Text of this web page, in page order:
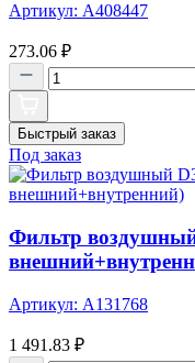
Артикул: A408447
273.06 ₽
Быстрый заказ
Под заказ
Фильтр
Артикул: A131768
1 491.83 ₽